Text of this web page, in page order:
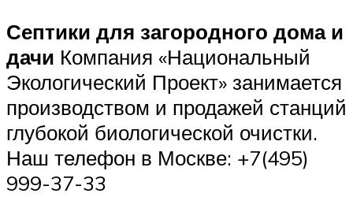
Септики для загородного дома и
дачи Компания «Национальный
Экологический Проект» занимается
производством и продажей станций
глубокой биологической очистки.
Наш телефон в Москве: +7(495)
999-37-33